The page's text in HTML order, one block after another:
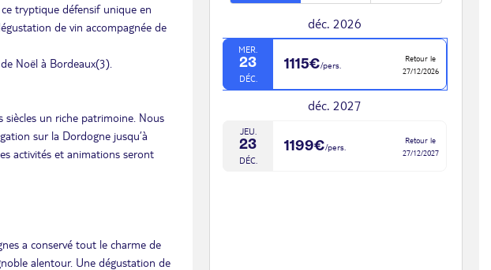
tryptique défensif unique en
de vin accompagnée de
Noël à Bordeaux(3).
un riche patrimoine. Nous
sur la Dordogne jusqu’à
activités et animations seront
a conservé tout le charme de
alentour. Une dégustation de
déc. 2026
MER.
23
DÉC.
1115€/pers.
Retour le
27/12/2026
déc. 2027
JEU.
23
DÉC.
1199€/pers.
Retour le
27/12/2027